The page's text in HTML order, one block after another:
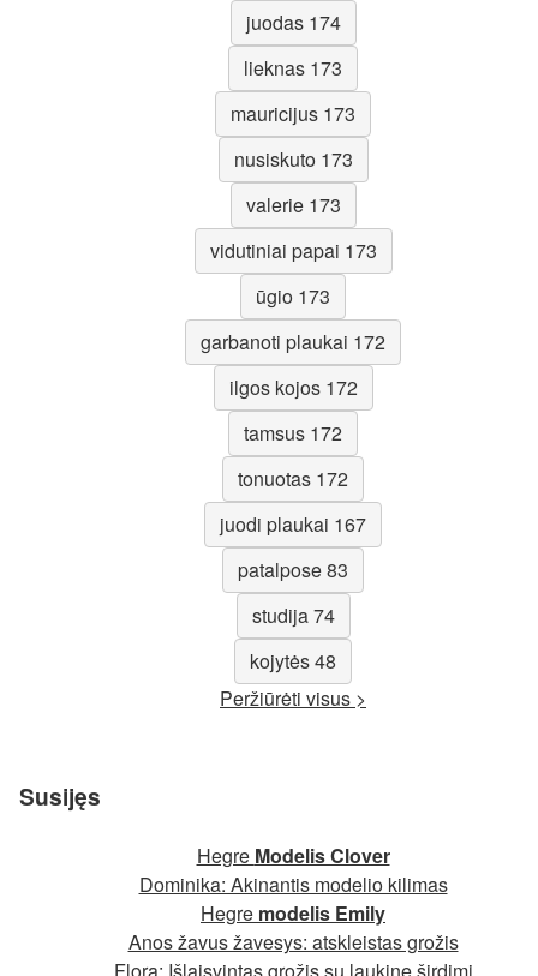
juodas 174
lieknas 173
mauricijus 173
nusiskuto 173
valerie 173
vidutiniai papai 173
ūgio 173
garbanoti plaukai 172
ilgos kojos 172
tamsus 172
tonuotas 172
juodi plaukai 167
patalpose 83
studija 74
kojytės 48
Peržiūrėti visus >
Susijęs
Hegre Modelis Clover
Dominika: Akinantis modelio kilimas
Hegre modelis Emily
Anos žavus žavesys: atskleistas grožis
Flora: Išlaisvintas grožis su laukine širdimi